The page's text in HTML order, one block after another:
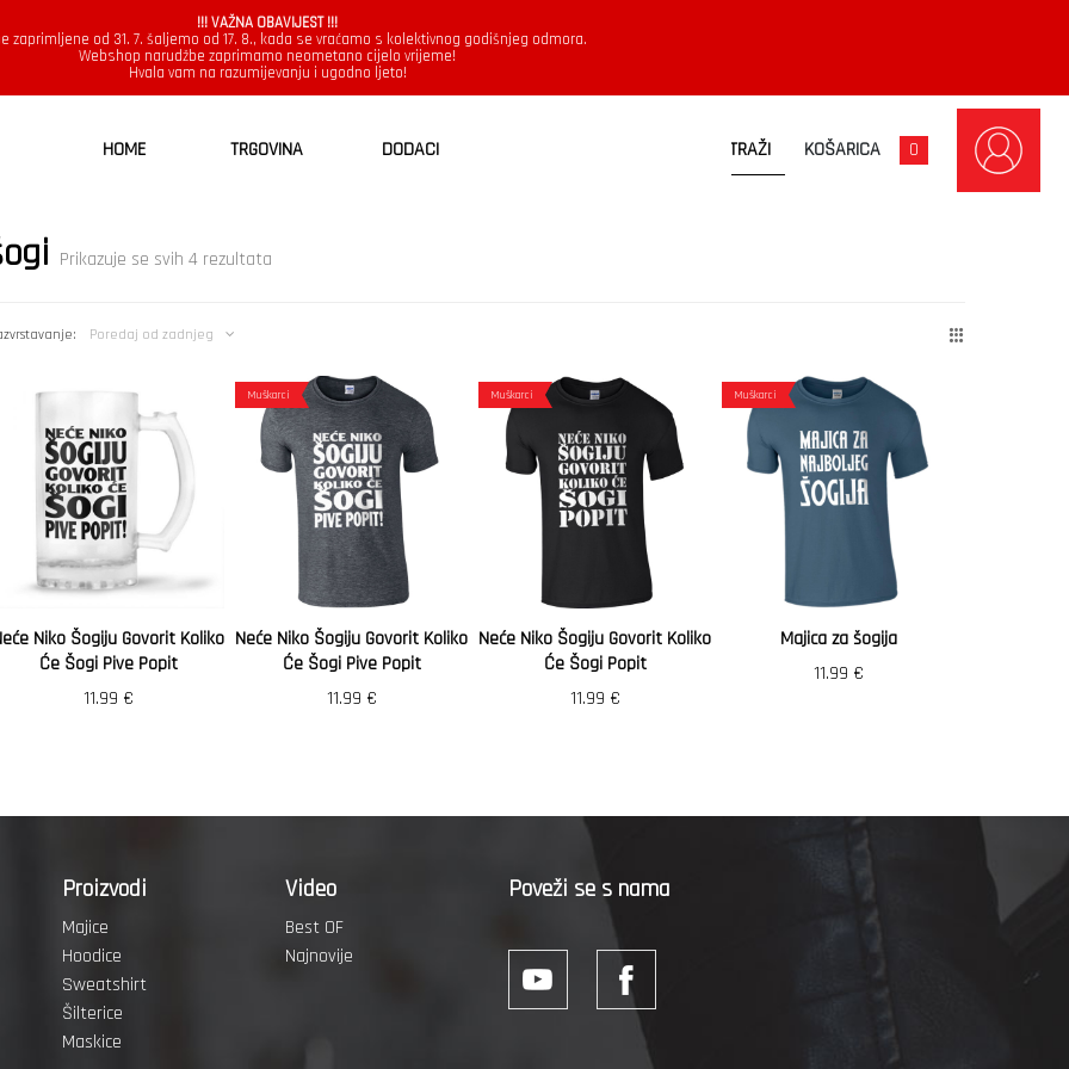
!!! VAŽNA OBAVIJEST !!!
zaprimljene od 31. 7. šaljemo od 17. 8., kada se vraćamo s kolektivnog godišnjeg odmora.
Webshop narudžbe zaprimamo neometano cijelo vrijeme!
Hvala vam na razumijevanju i ugodno ljeto!
HOME TRGOVINA DODACI KOŠARICA 0
Prikazuje se svih 4 rezultata
Poredaj od zadnjeg
Niko Šogiju Govorit Koliko
Će Šogi Pive Popit
11.99 €
Muškarci
Neće Niko Šogiju Govorit Koliko
Će Šogi Pive Popit
11.99 €
Muškarci
Neće Niko Šogiju Govorit Koliko
Će Šogi Popit
11.99 €
Muškarci
Majica za šogija
11.99 €
Proizvodi
Majice
Hoodice
Sweatshirt
Šilterice
Maskice
Video
Best OF
Najnovije
Poveži se s nama